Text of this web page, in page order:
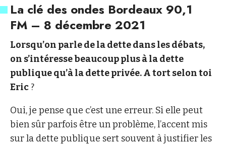
La clé des ondes Bordeaux 90,1
FM – 8 décembre 2021
Lorsqu’on parle de la dette dans les débats,
on s’intéresse beaucoup plus à la dette
publique qu’à la dette privée. A tort selon toi
Eric?
Oui, je pense que c’est une erreur. Si elle peut
bien sûr parfois être un problème, l’accent mis
sur la dette publique sert souvent à justifier les